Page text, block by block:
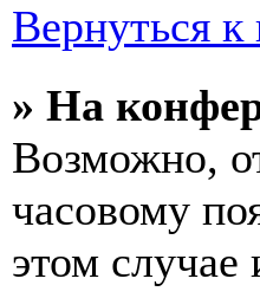
Вернуться к
» На
Возможно,
часовому
этом случае